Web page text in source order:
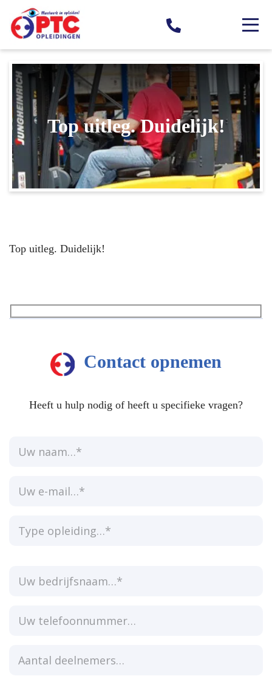
Top uitleg. Duidelijk!
Top uitleg. Duidelijk!
Contact opnemen
Heeft u hulp nodig of heeft u specifieke vragen?